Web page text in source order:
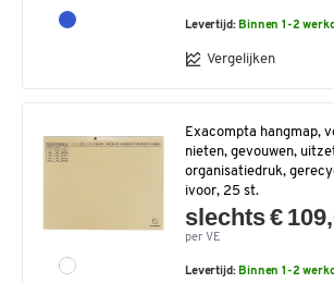
Levertijd:Binnen 1-2
Vergelijken
Exacompta hangmap,
nieten, gevouwen,
organisatiedruk,
ivoor, 25 st.
slechts €
per VE
Levertijd:Binnen 1-2